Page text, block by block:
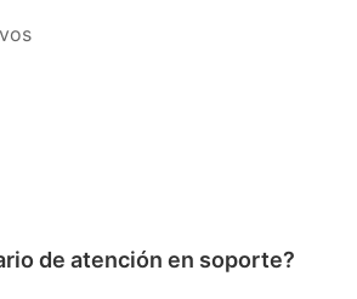
de atención en soporte?